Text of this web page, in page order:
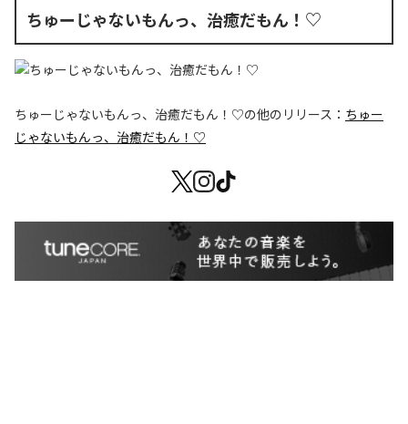
ちゅーじゃないもんっ、治癒だもん！♡
ちゅーじゃないもんっ、治癒だもん！♡の他のリリース： ちゅー
じゃないもんっ、治癒だもん！♡